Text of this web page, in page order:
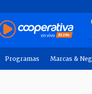
Programas Marcas &